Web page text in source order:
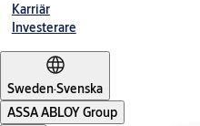
Karriär
Investerare
Sweden·Svenska
ASSA ABLOY Group